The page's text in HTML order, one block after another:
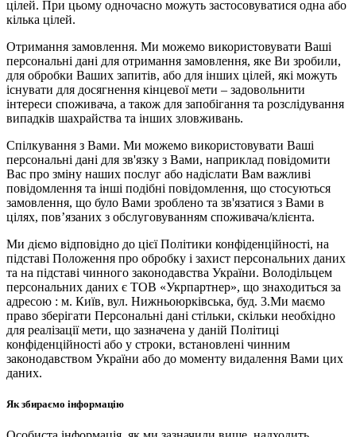
цілей. При цьому одночасно можуть застосовуватися одна або
кілька цілей.
Отримання замовлення. Ми можемо використовувати Ваші
персональні дані для отримання замовлення, яке Ви зробили,
для обробки Ваших запитів, або для інших цілей, які можуть
існувати для досягнення кінцевої мети – задовольнити
інтереси споживача, а також для запобігання та розслідування
випадків шахрайства та інших зловживань.
Спілкування з Вами. Ми можемо використовувати Ваші
персональні дані для зв'язку з Вами, наприклад повідомити
Вас про зміну наших послуг або надіслати Вам важливі
повідомлення та інші подібні повідомлення, що стосуються
замовлення, що було Вами зроблено та зв'язатися з Вами в
цілях, пов’язаних з обслуговуванням споживача/клієнта.
Ми діємо відповідно до цієї Політики конфіденційності, на
підставі Положення про обробку і захист персональних даних
та на підставі чинного законодавства України. Володільцем
персональних даних є ТОВ «Укрпартнер», що знаходиться за
адресою : м. Київ, вул. Нижньоюркiвська, буд. 3.Ми маємо
право зберігати Персональні дані стільки, скільки необхідно
для реалізації мети, що зазначена у даній Політиці
конфіденційності або у строки, встановлені чинним
законодавством України або до моменту видалення Вами цих
даних.
Як збираємо інформацію